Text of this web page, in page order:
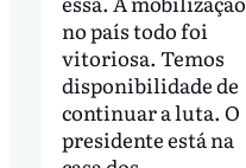
no país todo foi
vitoriosa. Temos
disponibilidade de
continuar a luta. O
presidente está na